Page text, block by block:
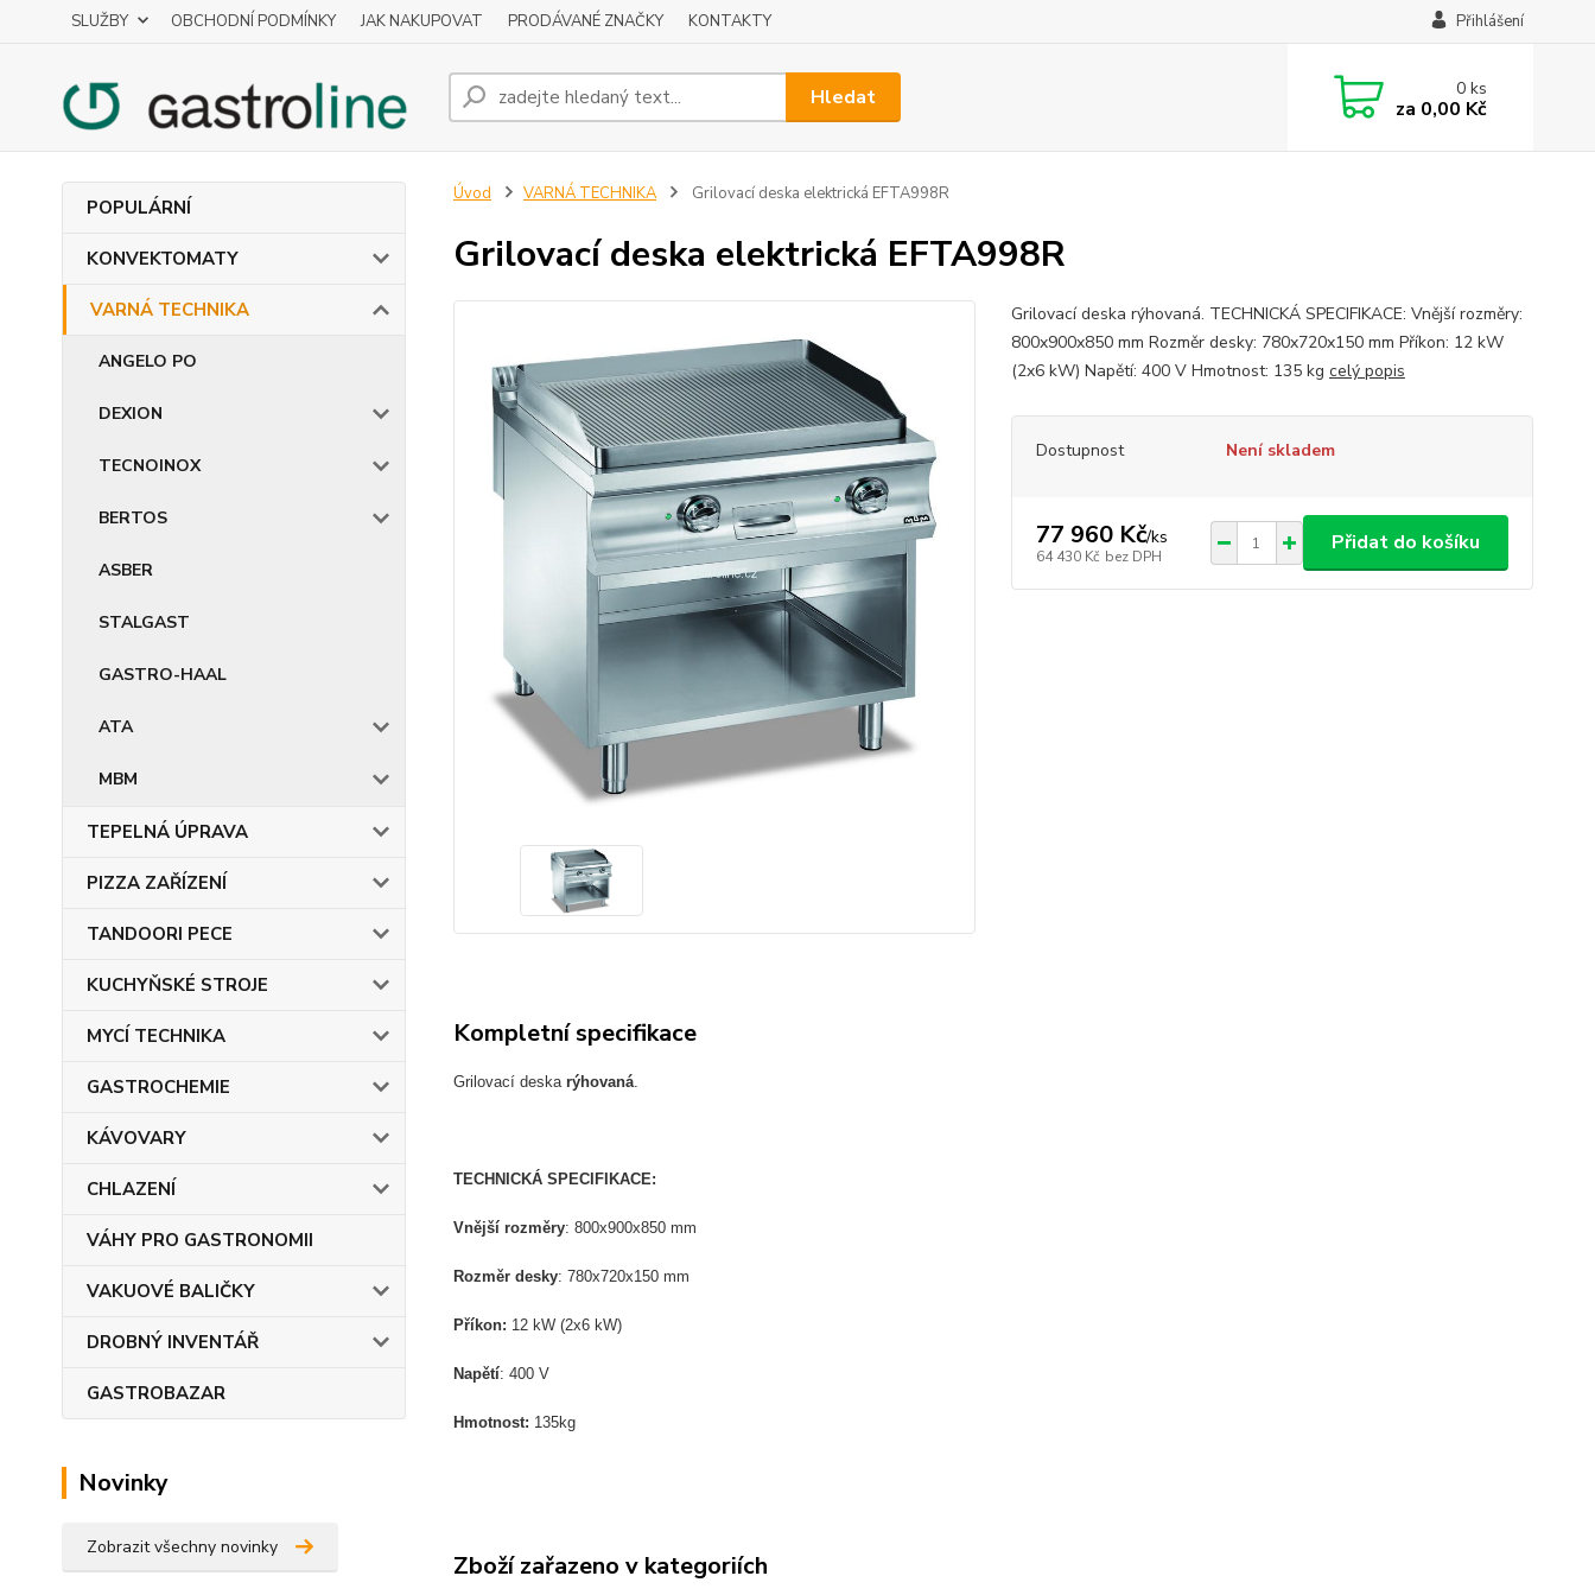
SLUŽBY OBCHODNÍ PODMÍNKY JAK NAKUPOVAT PRODÁVANÉ ZNAČKY KONTAKTY Přihlášení
Hledat 0ks
za 0,00 Kč
POPULÁRNÍ
KONVEKTOMATY
VARNÁ TECHNIKA
ANGELO PO
DEXION
TECNOINOX
BERTOS
ASBER
STALGAST
GASTRO-HAAL
ATA
MBM
TEPELNÁ ÚPRAVA
PIZZA ZAŘÍZENÍ
TANDOORI PECE
KUCHYŇSKÉ STROJE
MYCÍ TECHNIKA
GASTROCHEMIE
KÁVOVARY
CHLAZENÍ
VÁHY PRO GASTRONOMII
VAKUOVÉ BALIČKY
DROBNÝ INVENTÁŘ
GASTROBAZAR
Novinky
Zobrazit všechny novinky
Úvod VARNÁ TECHNIKA Grilovací deska elektrická EFTA998R
Grilovací deska elektrická EFTA998R
Grilovací deska rýhovaná. TECHNICKÁ SPECIFIKACE: Vnější rozměry:
800x900x850 mm Rozměr desky: 780x720x150 mm Příkon: 12 kW
(2x6 kW) Napětí: 400 V Hmotnost: 135 kg celý popis
Dostupnost Není skladem
77 960 Kč/ks
64 430 Kč bez DPH
Přidat do košíku
Kompletní specifikace
Grilovací deska rýhovaná.
TECHNICKÁ SPECIFIKACE:
Vnější rozměry: 800x900x850 mm
Rozměr desky: 780x720x150 mm
Příkon: 12 kW (2x6 kW)
Napětí: 400 V
Hmotnost: 135kg
Zboží zařazeno v kategoriích